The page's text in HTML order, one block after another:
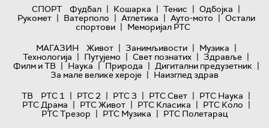
СПОРТ
Фудбал | Кошарка | Тенис | Одбојка |
Рукомет | Ватерполо | Атлетика | Ауто-мото | Остали
спортови | Меморијал РТС
МАГАЗИН
Живот | Занимљивости | Музика |
Технологијa | Путујемо | Свет познатих | Здравље |
Филм и ТВ | Наука | Природа | Дигитални предузетник |
За мале велике хероје | Наизглед здрав
ТВ
РТС 1 | РТС 2 | РТС 3 | РТС Свет | РТС Наука |
РТС Драма | РТС Живот | РТС Класика | РТС Коло |
РТС Трезор | РТС Музика | РТС Полетарац